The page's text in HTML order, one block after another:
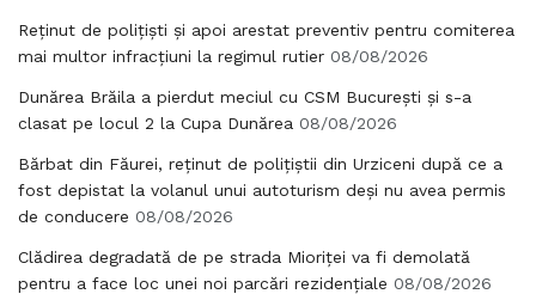
Reținut de polițiști și apoi arestat preventiv pentru comiterea
mai multor infracțiuni la regimul rutier 08/08/2026
Dunărea Brăila a pierdut meciul cu CSM București și s-a
clasat pe locul 2 la Cupa Dunărea 08/08/2026
Bărbat din Făurei, reținut de polițiștii din Urziceni după ce a
fost depistat la volanul unui autoturism deși nu avea permis
de conducere 08/08/2026
Clădirea degradată de pe strada Mioriței va fi demolată
pentru a face loc unei noi parcări rezidențiale 08/08/2026